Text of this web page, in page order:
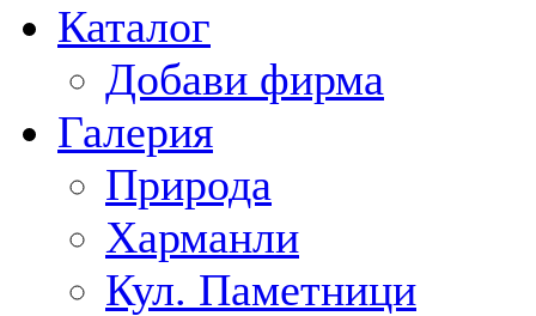
Каталог
Добави фирма
Галерия
Природа
Харманли
Кул. Паметници